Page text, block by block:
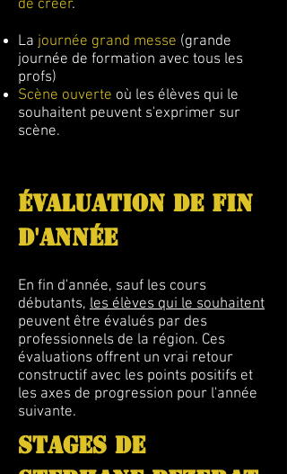
de créer.
La journée grand messe (grande
journée de formation avec tous les
profs)
Scène ouverte où les élèves qui le
souhaitent peuvent s'exprimer sur
scène.
ÉVALUATION DE FIN
D'ANNÉE
En fin d'année, sauf les cours
débutants, les élèves qui le souhaitent
peuvent être évalués par des
professionnels de la région. Ces
évaluations offrent un vrai retour
constructif avec les points positifs et
les axes de progression pour l'année
suivante.
STAGES DE